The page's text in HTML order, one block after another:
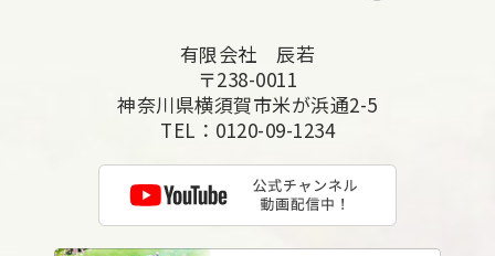
有限会社 辰若
〒238-0011
神奈川県横須賀市米が浜通2-5
TEL： 0120-09-1234